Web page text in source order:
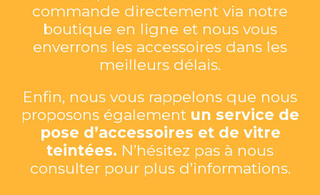
commande directement via notre
boutique en ligne et nous vous
enverrons les accessoires dans les
meilleurs délais.
Enfin, nous vous rappelons que nous
proposons également un service de
pose d’accessoires et de vitre
teintées. N’hésitez pas à nous
consulter pour plus d’informations.